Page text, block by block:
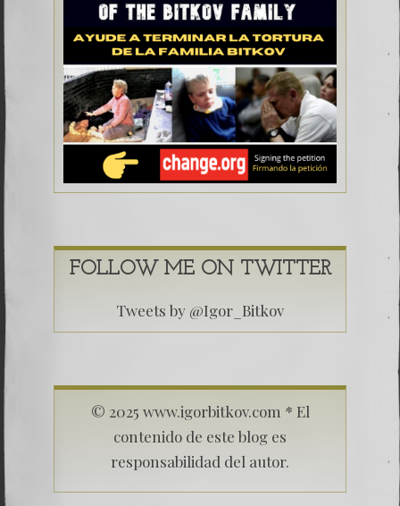
FOLLOW ME ON TWITTER
Tweets by @Igor_Bitkov
© 2025 www.igorbitkov.com * El
contenido de este blog es
responsabilidad del autor.